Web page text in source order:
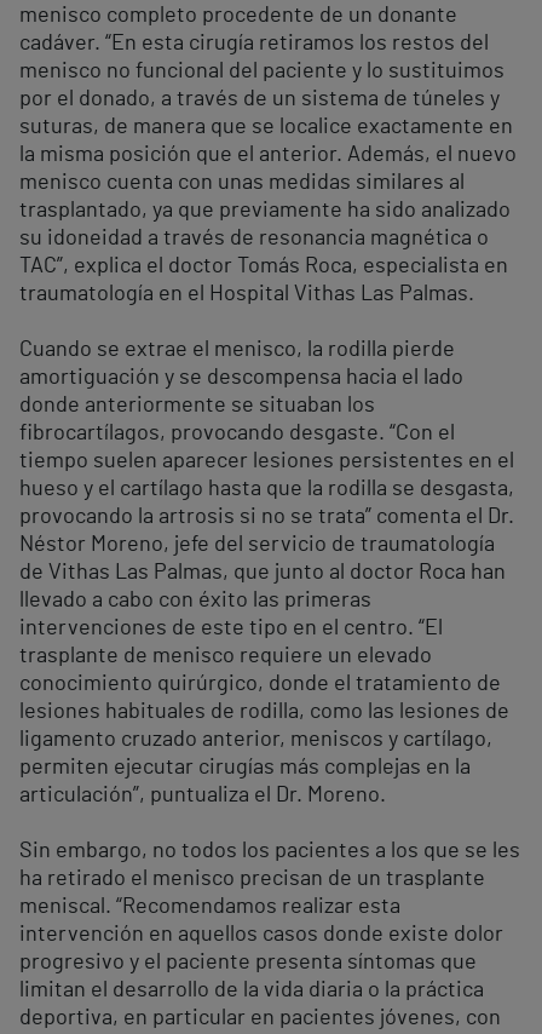
menisco completo procedente de un donante
cadáver. “En esta cirugía retiramos los restos del
menisco no funcional del paciente y lo sustituimos
por el donado, a través de un sistema de túneles y
suturas, de manera que se localice exactamente en
la misma posición que el anterior. Además, el nuevo
menisco cuenta con unas medidas similares al
trasplantado, ya que previamente ha sido analizado
su idoneidad a través de resonancia magnética o
TAC”, explica el doctor Tomás Roca, especialista en
traumatología en el Hospital Vithas Las Palmas.
Cuando se extrae el menisco, la rodilla pierde
amortiguación y se descompensa hacia el lado
donde anteriormente se situaban los
fibrocartílagos, provocando desgaste. “Con el
tiempo suelen aparecer lesiones persistentes en el
hueso y el cartílago hasta que la rodilla se desgasta,
provocando la artrosis si no se trata” comenta el Dr.
Néstor Moreno, jefe del servicio de traumatología
de Vithas Las Palmas, que junto al doctor Roca han
llevado a cabo con éxito las primeras
intervenciones de este tipo en el centro. “El
trasplante de menisco requiere un elevado
conocimiento quirúrgico, donde el tratamiento de
lesiones habituales de rodilla, como las lesiones de
ligamento cruzado anterior, meniscos y cartílago,
permiten ejecutar cirugías más complejas en la
articulación”, puntualiza el Dr. Moreno.
Sin embargo, no todos los pacientes a los que se les
ha retirado el menisco precisan de un trasplante
meniscal. “Recomendamos realizar esta
intervención en aquellos casos donde existe dolor
progresivo y el paciente presenta síntomas que
limitan el desarrollo de la vida diaria o la práctica
deportiva, en particular en pacientes jóvenes, con